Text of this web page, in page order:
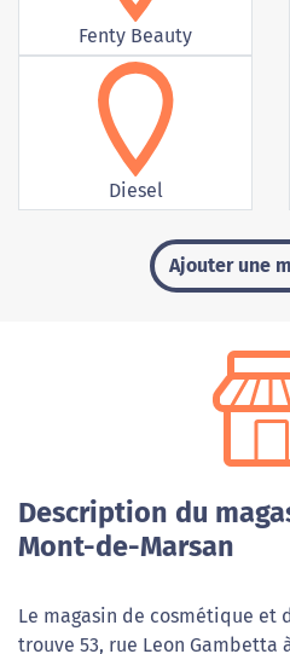
Fenty Beauty
Diesel
Ajouter une
Description du
Mont-de-Marsan
Le magasin de cosmétique et
trouve 53, rue Leon Gambetta